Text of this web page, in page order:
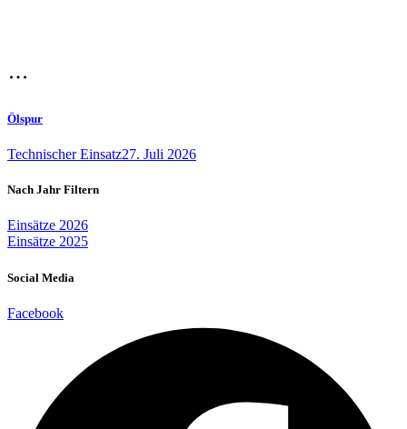
Ölspur
Technischer Einsatz27. Juli 2026
Nach Jahr Filtern
Einsätze 2026
Einsätze 2025
Social Media
Facebook